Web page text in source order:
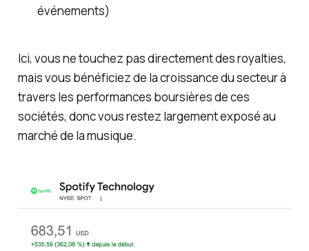
événements)
Ici, vous ne touchez pas directement des royalties,
mais vous bénéficiez de la croissance du secteur à
travers les performances boursières de ces
sociétés, donc vous restez largement exposé au
marché de la musique.